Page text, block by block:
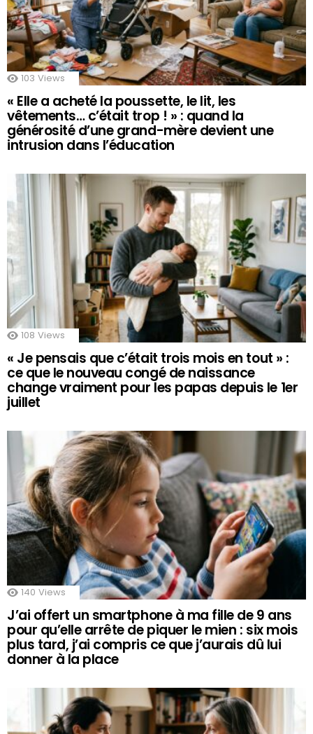
103 Views
« Elle a acheté la poussette, le lit, les
vêtements… c’était trop ! » : quand la
générosité d’une grand-mère devient une
intrusion dans l’éducation
108 Views
« Je pensais que c’était trois mois en tout » :
ce que le nouveau congé de naissance
change vraiment pour les papas depuis le 1er
juillet
140 Views
J’ai offert un smartphone à ma fille de 9 ans
pour qu’elle arrête de piquer le mien : six mois
plus tard, j’ai compris ce que j’aurais dû lui
donner à la place